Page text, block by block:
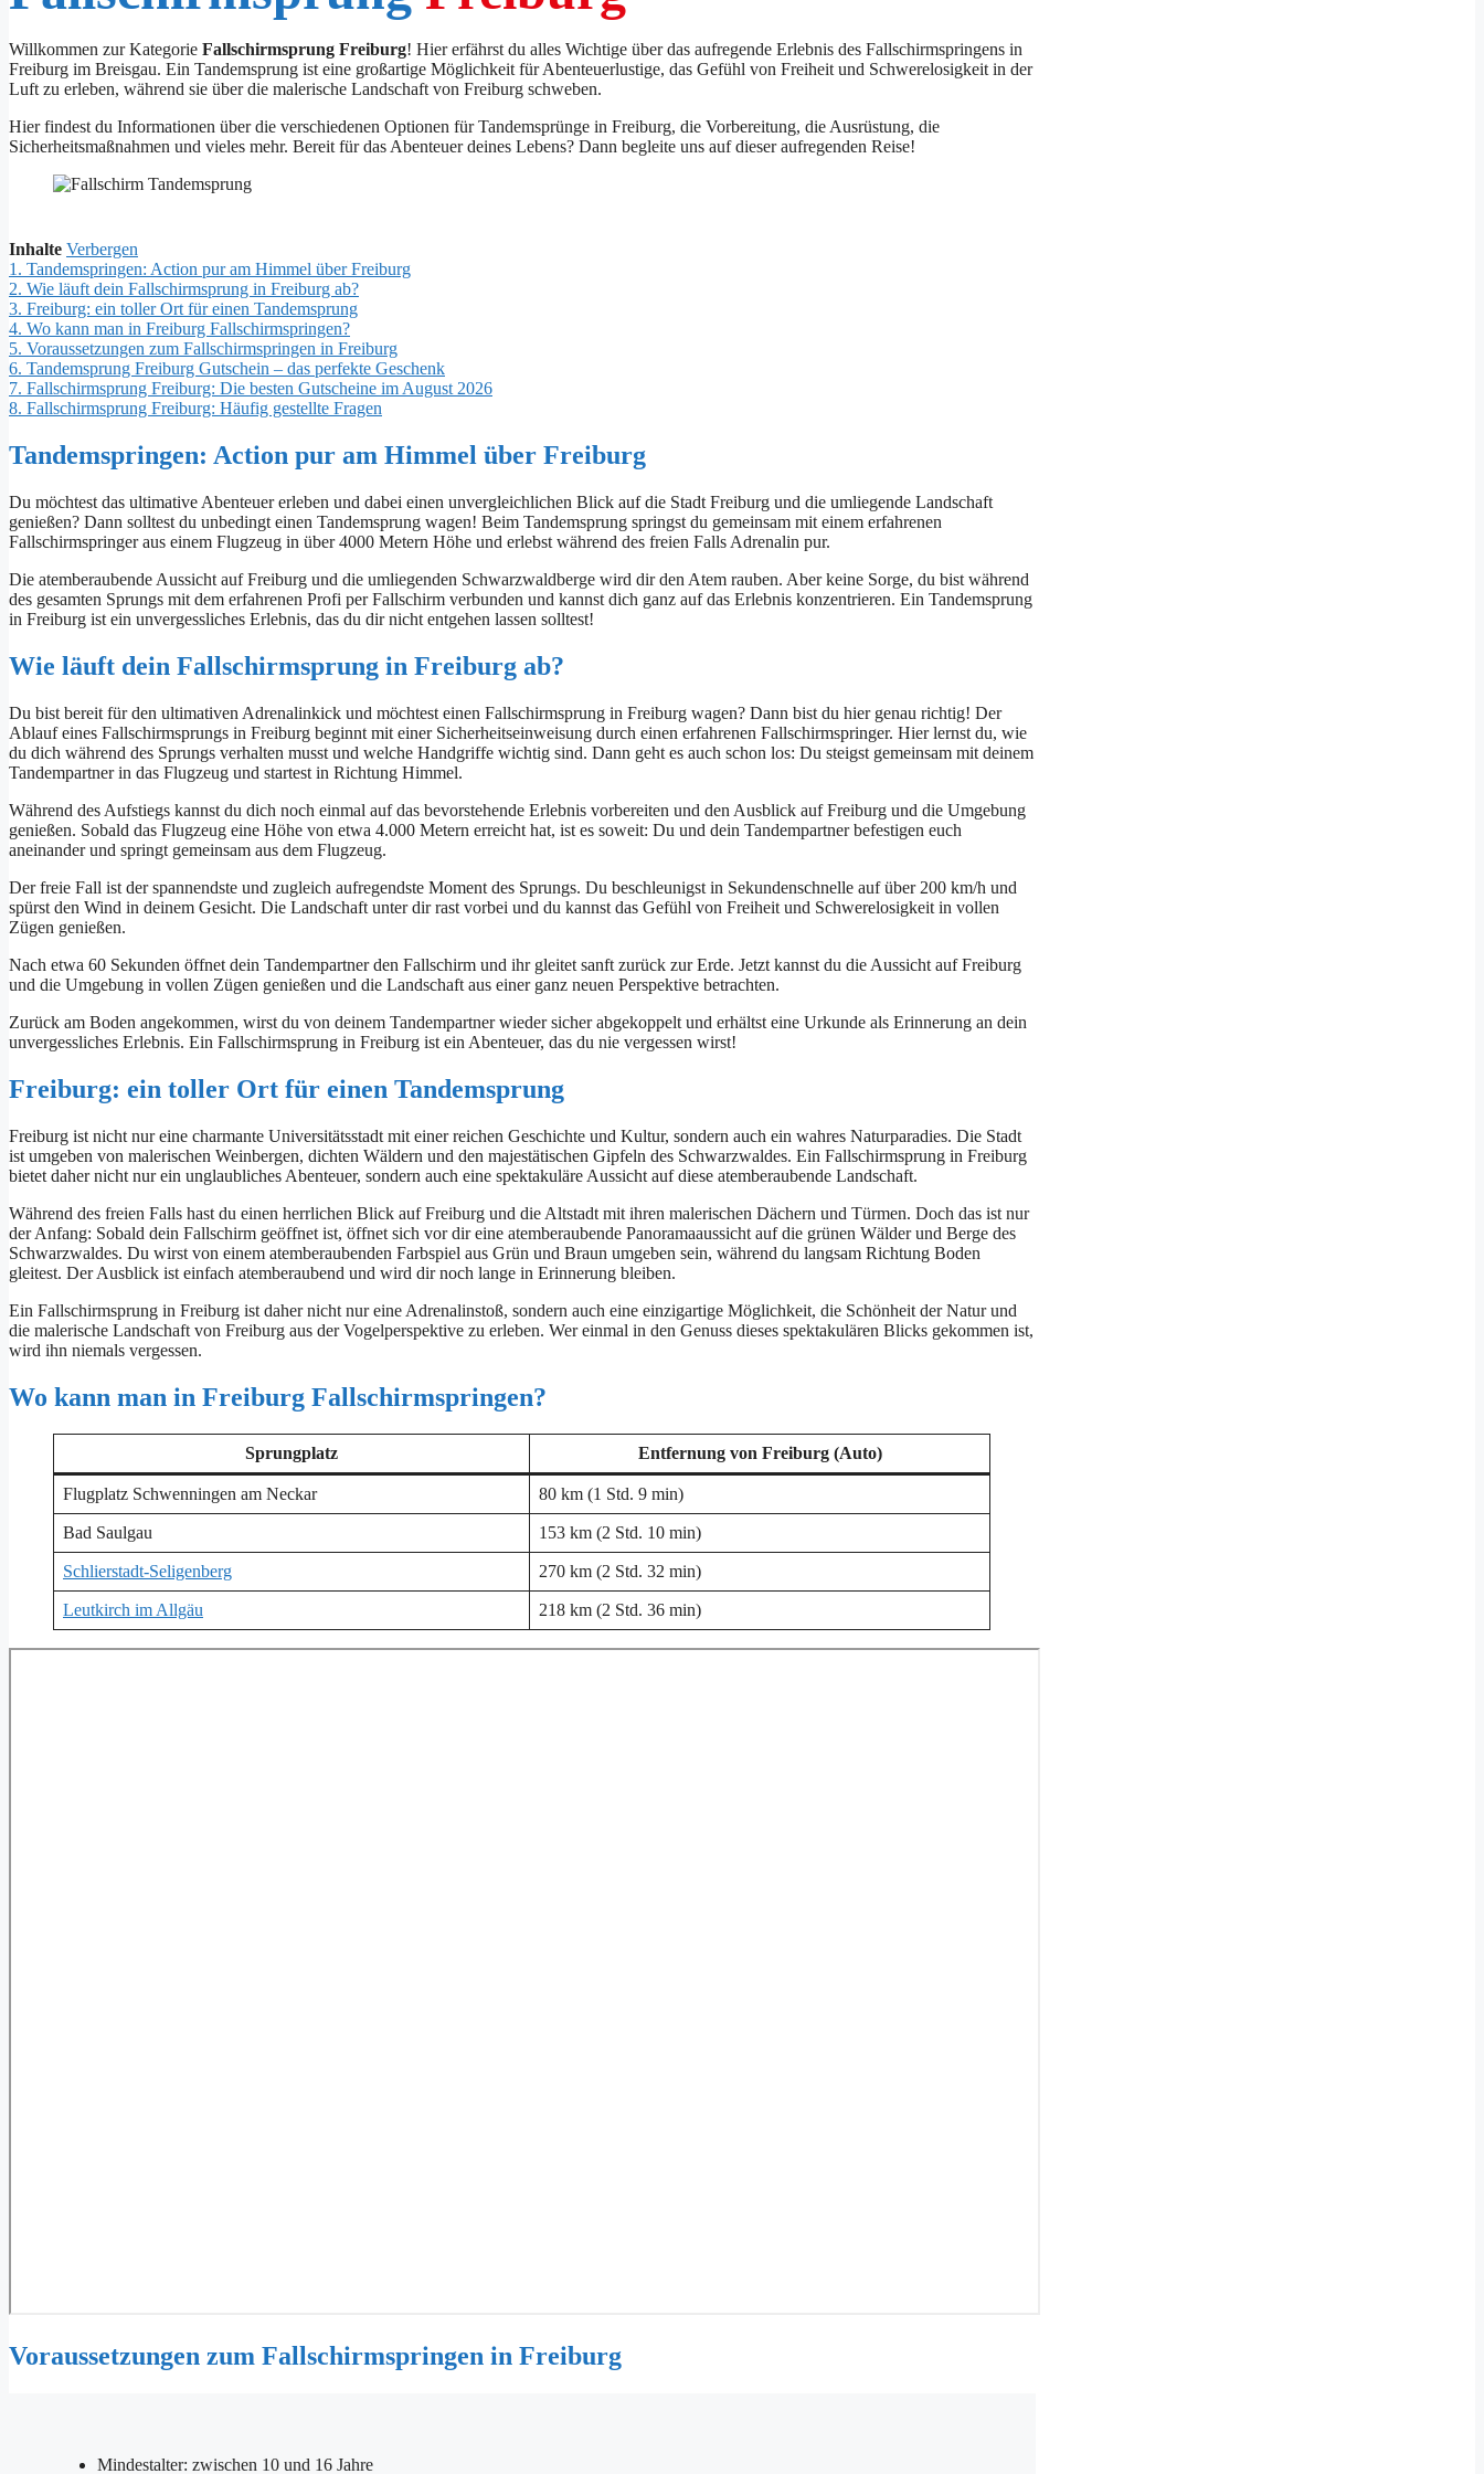
Willkommen zur Kategorie Fallschirmsprung Freiburg! Hier erfährst du alles Wichtige über das aufregende Erlebnis des Fallschirmspringens in
Freiburg im Breisgau. Ein Tandemsprung ist eine großartige Möglichkeit für Abenteuerlustige, das Gefühl von Freiheit und Schwerelosigkeit in der
Luft zu erleben, während sie über die malerische Landschaft von Freiburg schweben.
Hier findest du Informationen über die verschiedenen Optionen für Tandemsprünge in Freiburg, die Vorbereitung, die Ausrüstung, die
Sicherheitsmaßnahmen und vieles mehr. Bereit für das Abenteuer deines Lebens? Dann begleite uns auf dieser aufregenden Reise!
Inhalte Verbergen
1. Tandemspringen: Action pur am Himmel über Freiburg
2. Wie läuft dein Fallschirmsprung in Freiburg ab?
3. Freiburg: ein toller Ort für einen Tandemsprung
4. Wo kann man in Freiburg Fallschirmspringen?
5. Voraussetzungen zum Fallschirmspringen in Freiburg
6. Tandemsprung Freiburg Gutschein – das perfekte Geschenk
7. Fallschirmsprung Freiburg: Die besten Gutscheine im August 2026
8. Fallschirmsprung Freiburg: Häufig gestellte Fragen
Tandemspringen: Action pur am Himmel über Freiburg
Du möchtest das ultimative Abenteuer erleben und dabei einen unvergleichlichen Blick auf die Stadt Freiburg und die umliegende Landschaft
genießen? Dann solltest du unbedingt einen Tandemsprung wagen! Beim Tandemsprung springst du gemeinsam mit einem erfahrenen
Fallschirmspringer aus einem Flugzeug in über 4000 Metern Höhe und erlebst während des freien Falls Adrenalin pur.
Die atemberaubende Aussicht auf Freiburg und die umliegenden Schwarzwaldberge wird dir den Atem rauben. Aber keine Sorge, du bist während
des gesamten Sprungs mit dem erfahrenen Profi per Fallschirm verbunden und kannst dich ganz auf das Erlebnis konzentrieren. Ein Tandemsprung
in Freiburg ist ein unvergessliches Erlebnis, das du dir nicht entgehen lassen solltest!
Wie läuft dein Fallschirmsprung in Freiburg ab?
Du bist bereit für den ultimativen Adrenalinkick und möchtest einen Fallschirmsprung in Freiburg wagen? Dann bist du hier genau richtig! Der
Ablauf eines Fallschirmsprungs in Freiburg beginnt mit einer Sicherheitseinweisung durch einen erfahrenen Fallschirmspringer. Hier lernst du, wie
du dich während des Sprungs verhalten musst und welche Handgriffe wichtig sind. Dann geht es auch schon los: Du steigst gemeinsam mit deinem
Tandempartner in das Flugzeug und startest in Richtung Himmel.
Während des Aufstiegs kannst du dich noch einmal auf das bevorstehende Erlebnis vorbereiten und den Ausblick auf Freiburg und die Umgebung
genießen. Sobald das Flugzeug eine Höhe von etwa 4.000 Metern erreicht hat, ist es soweit: Du und dein Tandempartner befestigen euch
aneinander und springt gemeinsam aus dem Flugzeug.
Der freie Fall ist der spannendste und zugleich aufregendste Moment des Sprungs. Du beschleunigst in Sekundenschnelle auf über 200 km/h und
spürst den Wind in deinem Gesicht. Die Landschaft unter dir rast vorbei und du kannst das Gefühl von Freiheit und Schwerelosigkeit in vollen
Zügen genießen.
Nach etwa 60 Sekunden öffnet dein Tandempartner den Fallschirm und ihr gleitet sanft zurück zur Erde. Jetzt kannst du die Aussicht auf Freiburg
und die Umgebung in vollen Zügen genießen und die Landschaft aus einer ganz neuen Perspektive betrachten.
Zurück am Boden angekommen, wirst du von deinem Tandempartner wieder sicher abgekoppelt und erhältst eine Urkunde als Erinnerung an dein
unvergessliches Erlebnis. Ein Fallschirmsprung in Freiburg ist ein Abenteuer, das du nie vergessen wirst!
Freiburg: ein toller Ort für einen Tandemsprung
Freiburg ist nicht nur eine charmante Universitätsstadt mit einer reichen Geschichte und Kultur, sondern auch ein wahres Naturparadies. Die Stadt
ist umgeben von malerischen Weinbergen, dichten Wäldern und den majestätischen Gipfeln des Schwarzwaldes. Ein Fallschirmsprung in Freiburg
bietet daher nicht nur ein unglaubliches Abenteuer, sondern auch eine spektakuläre Aussicht auf diese atemberaubende Landschaft.
Während des freien Falls hast du einen herrlichen Blick auf Freiburg und die Altstadt mit ihren malerischen Dächern und Türmen. Doch das ist nur
der Anfang: Sobald dein Fallschirm geöffnet ist, öffnet sich vor dir eine atemberaubende Panoramaaussicht auf die grünen Wälder und Berge des
Schwarzwaldes. Du wirst von einem atemberaubenden Farbspiel aus Grün und Braun umgeben sein, während du langsam Richtung Boden
gleitest. Der Ausblick ist einfach atemberaubend und wird dir noch lange in Erinnerung bleiben.
Ein Fallschirmsprung in Freiburg ist daher nicht nur eine Adrenalinstoß, sondern auch eine einzigartige Möglichkeit, die Schönheit der Natur und
die malerische Landschaft von Freiburg aus der Vogelperspektive zu erleben. Wer einmal in den Genuss dieses spektakulären Blicks gekommen ist,
wird ihn niemals vergessen.
Wo kann man in Freiburg Fallschirmspringen?
Sprungplatz Entfernung von Freiburg (Auto)
Flugplatz Schwenningen am Neckar 80 km (1 Std. 9 min)
Bad Saulgau 153 km (2 Std. 10 min)
Schlierstadt-Seligenberg 270 km (2 Std. 32 min)
Leutkirch im Allgäu 218 km (2 Std. 36 min)
Voraussetzungen zum Fallschirmspringen in Freiburg
Mindestalter: zwischen 10 und 16 Jahre